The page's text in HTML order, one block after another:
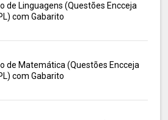
de Linguagens (Questões Encceja
com Gabarito
de Matemática (Questões Encceja
com Gabarito